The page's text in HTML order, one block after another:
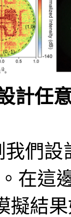
計任
們
在這
擬結